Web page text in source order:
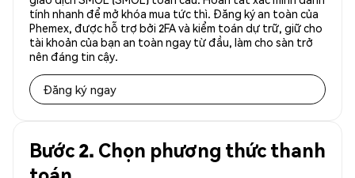
tính nhanh để mở khóa mua tức thì. Đăng ký an toàn của
Phemex, được hỗ trợ bởi 2FA và kiểm toán dự trữ, giữ cho
tài khoản của bạn an toàn ngay từ đầu, làm cho sàn trở
nên đáng tin cậy.
Đăng ký ngay
Bước 2. Chọn phương thức thanh